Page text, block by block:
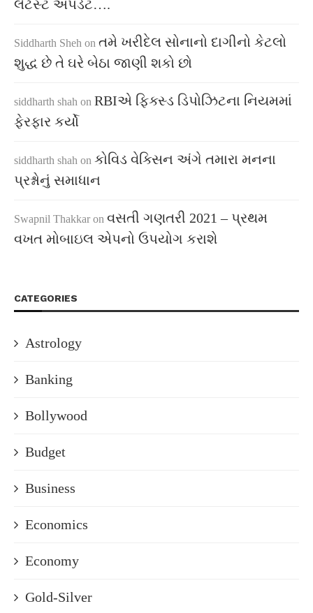
લેટેસ્ટ અપડેટ….
Siddharth Sheh on તમે ખરીદેલ સોનાનો દાગીનો કેટલો
શુદ્ધ છે તે ઘરે બેઠા જાણી શકો છો
siddharth shah on RBIએ ફિક્સ્ડ ડિપોઝિટના નિયમમાં
ફેરફાર કર્યો
siddharth shah on કોવિડ વેક્સિન અંગે તમારા મનના
પ્રશ્નોનું સમાધાન
Swapnil Thakkar on વસતી ગણતરી 2021 – પ્રથમ
વખત મોબાઇલ એપનો ઉપયોગ કરાશે
CATEGORIES
Astrology
Banking
Bollywood
Budget
Business
Economics
Economy
Gold-Silver